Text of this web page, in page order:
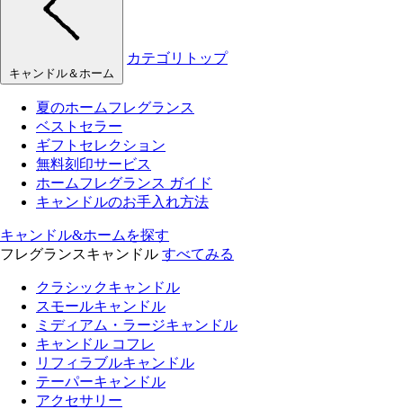
キャンドル＆ホーム
カテゴリトップ
夏のホームフレグランス
ベストセラー
ギフトセレクション
無料刻印サービス
ホームフレグランス ガイド
キャンドルのお手入れ方法
キャンドル&ホームを探す
フレグランスキャンドル すべてみる
クラシックキャンドル
スモールキャンドル
ミディアム・ラージキャンドル
キャンドル コフレ
リフィラブルキャンドル
テーパーキャンドル
アクセサリー